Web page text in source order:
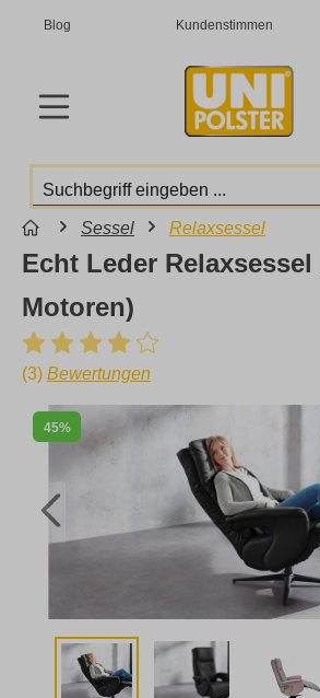
Blog Kundenstimmen
Sessel Relaxsessel
45%
Echt Leder
Motoren)
(3) Bewertungen